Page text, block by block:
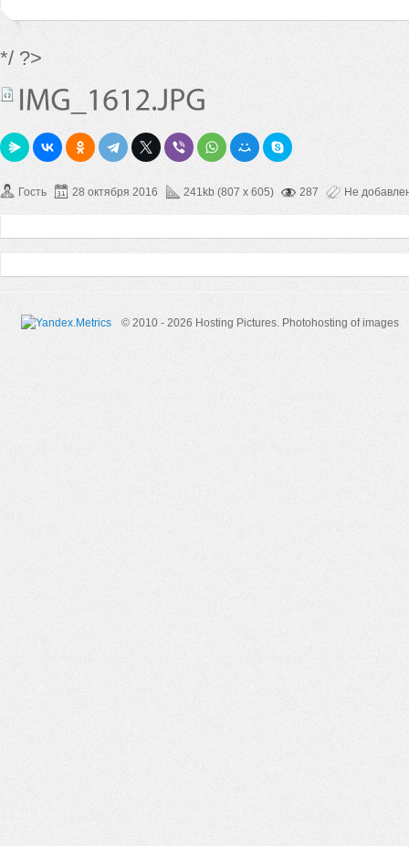
*/ ?>
Гость 28 октября 2016 241kb (807 x 605) 287 Не
© 2010 - 2026 Hosting Pictures. Photohosting of images